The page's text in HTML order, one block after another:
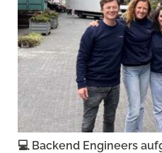
💻 Backend Engineers